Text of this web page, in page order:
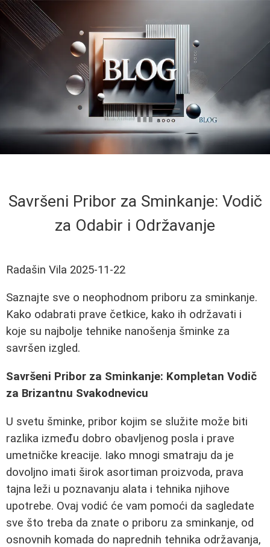
Savršeni Pribor za Sminkanje: Vodič
za Odabir i Održavanje
Radašin Vila 2025-11-22
Saznajte sve o neophodnom priboru za sminkanje.
Kako odabrati prave četkice, kako ih održavati i
koje su najbolje tehnike nanošenja šminke za
savršen izgled.
Savršeni Pribor za Sminkanje: Kompletan Vodič
za Brizantnu Svakodnevicu
U svetu šminke, pribor kojim se služite može biti
razlika između dobro obavljenog posla i prave
umetničke kreacije. Iako mnogi smatraju da je
dovoljno imati širok asortiman proizvoda, prava
tajna leži u poznavanju alata i tehnika njihove
upotrebe. Ovaj vodić će vam pomoći da sagledate
sve što treba da znate o priboru za sminkanje, od
osnovnih komada do naprednih tehnika održavanja,